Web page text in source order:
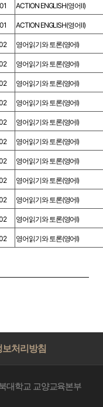
ACTION ENGLISH(영어Ⅱ)
ACTION ENGLISH(영어Ⅱ)
영어읽기와 토론(영어Ⅰ)
영어읽기와 토론(영어Ⅰ)
영어읽기와 토론(영어Ⅰ)
영어읽기와 토론(영어Ⅰ)
영어읽기와 토론(영어Ⅰ)
영어읽기와 토론(영어Ⅰ)
영어읽기와 토론(영어Ⅰ)
영어읽기와 토론(영어Ⅰ)
영어읽기와 토론(영어Ⅰ)
영어읽기와 토론(영어Ⅰ)
영어읽기와 토론(영어Ⅰ)
처리방침
대학교 교양교육본부